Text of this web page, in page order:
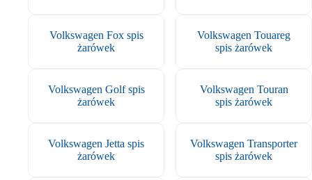
Volkswagen Fox spis
żarówek
Volkswagen Golf spis
żarówek
Volkswagen Jetta spis
żarówek
Volkswagen Touareg
spis żarówek
Volkswagen Touran
spis żarówek
Volkswagen Transporter
spis żarówek